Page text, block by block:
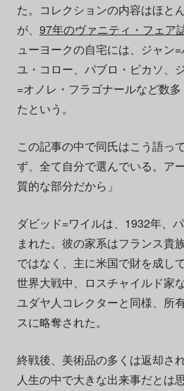
た。コレクションの内容はほと
が、 97年のヴァニティ・フェア
ューヨークの自宅には、ジャン
ユ・コロー、パブロ・ピカソ、
=オノレ・フラゴナールなど数
たという。
この記事の中で同氏はこう語っ
ず、全て自分で選んでいる。ア
質的な部分だから」
ダビッド=ワイルは、1932年、
まれた。彼の家系はフランス貴
ではなく、主に米国で財を成し
世界大戦中、ロスチャイルド家
ユダヤ人コレクターと同様、所
スに略奪された。
終戦後、美術品の多くは返却さ
人生の中で大きな出来事だとは